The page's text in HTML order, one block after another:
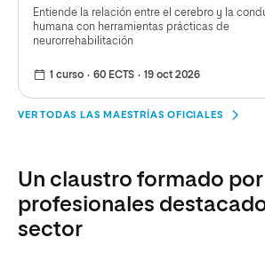
Entiende la relación entre el cerebro y la
humana con herramientas prácticas de
neurorrehabilitación
1 curso 60 ECTS 19 oct 2026
VER TODAS LAS MAESTRÍAS OFICIALES
Un claustro formado por
profesionales
sector